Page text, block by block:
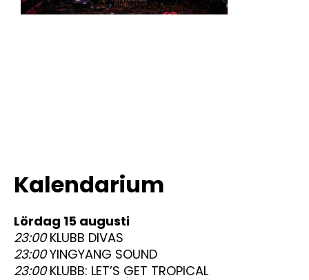
Kalendarium
lördag 15 augusti
23:00KLUBB DIVAS
23:00YINGYANG SOUND
23:00KLUBB: LET’S GET TROPICAL